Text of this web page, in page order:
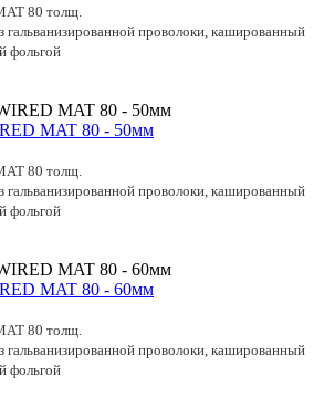
80 толщ.
гальванизированной проволоки, кашированный
фольгой
MAT 80 - 50мм
80 толщ.
гальванизированной проволоки, кашированный
фольгой
MAT 80 - 60мм
80 толщ.
гальванизированной проволоки, кашированный
фольгой